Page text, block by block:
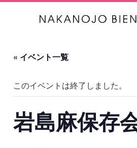
« イベント一覧
このイベントは終了しました。
岩島麻保存